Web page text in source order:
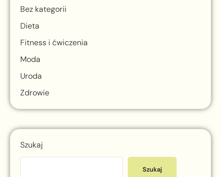
Bez kategorii
Dieta
Fitness i ćwiczenia
Moda
Uroda
Zdrowie
Szukaj
Szukaj